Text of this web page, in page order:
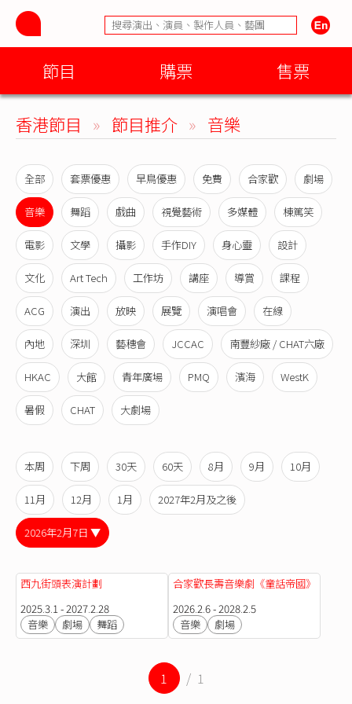
節目 購票 售票
香港節目 » 節目推介 » 音樂
全部 套票優惠 早鳥優惠 免費 合家歡 劇場
音樂 舞蹈 戲曲 視覺藝術 多媒體 棟篤笑
電影 文學 攝影 手作DIY 身心靈 設計
文化 Art Tech 工作坊 講座 導賞 課程
ACG 演出 放映 展覽 演唱會 在線
內地 深圳 藝穗會 JCCAC 南豐紗廠 / CHAT六廠
HKAC 大館 青年廣場 PMQ 濱海 WestK
暑假 CHAT 大劇場
本周 下周 30天 60天 8月 9月 10月
11月 12月 1月 2027年2月及之後
2026年2月7日 ▼
西九街頭表演計劃
2025.3.1 - 2027.2.28
音樂
劇場 舞蹈
合家歡長壽音樂劇《童話帝國》
2026.2.6 - 2028.2.5
音樂
劇場
1 / 1